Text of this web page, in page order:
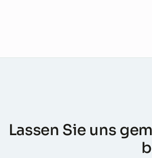
Lassen Sie uns